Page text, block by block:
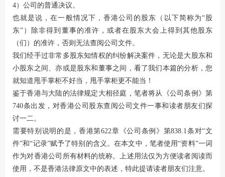
4）公司的普通决议。
也就是说，在一般情况下，香港公司的股东（以下简称为“股
东”）除非得到董事的准许，或者在股东大会上得到其他股东
（们）的准许，否则无法查阅公司文件。
我们经手过非常多股东知情权的纠纷解决案件，无论是大股东和
小股东之间、亦或是股东和董事之间，看了我们本篇的分析，您
就知道甩手掌柜不好当，甩手掌柜更不能当！
鉴于香港与大陆的法律规定大相径庭，笔者将从《公司条例》第
740条出发，对香港公司股东查阅公司文件一事和读者朋友们探
讨一二。
需要特别说明的是，香港第622章《公司条例》第838.1条对“文
件”和“记录”赋予了特别的含义。在本文中，笔者使用“资料”一词
作为对香港公司所有材料的统称。上述用法仅为方便读者阅读而
使用，不是香港法律原文中的表述，特此提请读者朋友们注意。